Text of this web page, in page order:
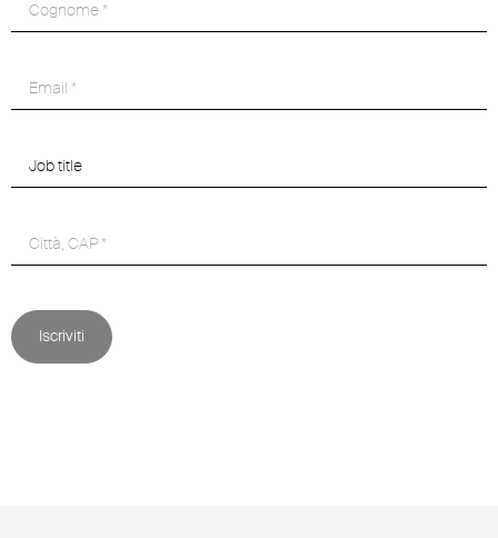
Iscriviti